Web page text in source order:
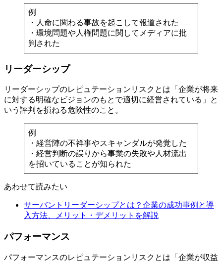
例
・人命に関わる事故を起こして報道された
・環境問題や人権問題に関してメディアに批
判された
リーダーシップ
リーダーシップのレピュテーションリスクとは「企業が将来
に対する明確なビジョンのもとで適切に経営されている」と
いう評判を損ねる危険性のこと。
例
・経営陣の不祥事やスキャンダルが発覚した
・経営判断の誤りから事業の失敗や人材流出
を招いていることが知られた
あわせて読みたい
サーバントリーダーシップとは？企業の成功事例と導
入方法、メリット・デメリットを解説
パフォーマンス
パフォーマンスのレピュテーションリスクとは「企業が収益